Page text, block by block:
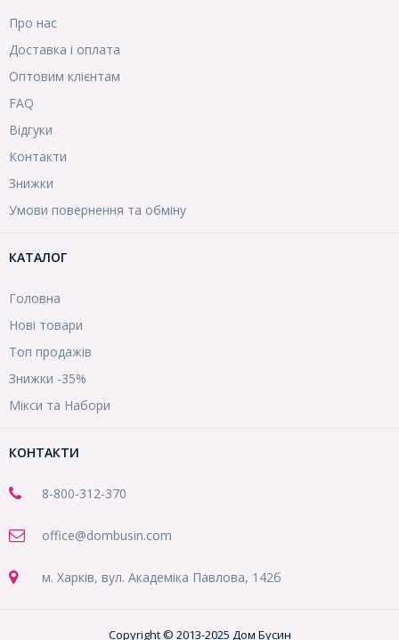
Про нас
Доставка і оплата
Оптовим клієнтам
FAQ
Відгуки
Контакти
Знижки
Умови повернення та обміну
КАТАЛОГ
Головна
Нові товари
Топ продажів
Знижки -35%
Мікси та Набори
КОНТАКТИ
8-800-312-370
office@dombusin.com
м. Харків, вул. Академіка Павлова, 142б
Copyright © 2013-2025 Дом Бусин